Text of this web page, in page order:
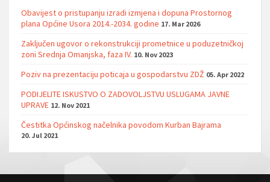
Obavijest o pristupanju izradi izmjena i dopuna Prostornog
plana Općine Usora 2014.-2034. godine 17. Mar 2026
Zaključen ugovor o rekonstrukciji prometnice u poduzetničkoj
zoni Srednja Omanjska, faza IV. 10. Nov 2023
Poziv na prezentaciju poticaja u gospodarstvu ZDŽ 05. Apr 2022
PODIJELITE ISKUSTVO O ZADOVOLJSTVU USLUGAMA JAVNE
UPRAVE 12. Nov 2021
Čestitka Općinskog načelnika povodom Kurban Bajrama
20. Jul 2021